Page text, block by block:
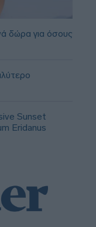
δώρα για όσους
Sunset
Eridanus